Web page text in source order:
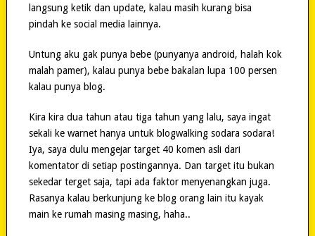
langsung ketik dan update, kalau masih kurang bisa
pindah ke social media lainnya.
Untung aku gak punya bebe (punyanya android, halah kok
malah pamer), kalau punya bebe bakalan lupa 100 persen
kalau punya blog.
Kira kira dua tahun atau tiga tahun yang lalu, saya ingat
sekali ke warnet hanya untuk blogwalking sodara sodara!
Iya, saya dulu mengejar target 40 komen asli dari
komentator di setiap postingannya. Dan target itu bukan
sekedar terget saja, tapi ada faktor menyenangkan juga.
Rasanya kalau berkunjung ke blog orang lain itu kayak
main ke rumah masing masing, haha..